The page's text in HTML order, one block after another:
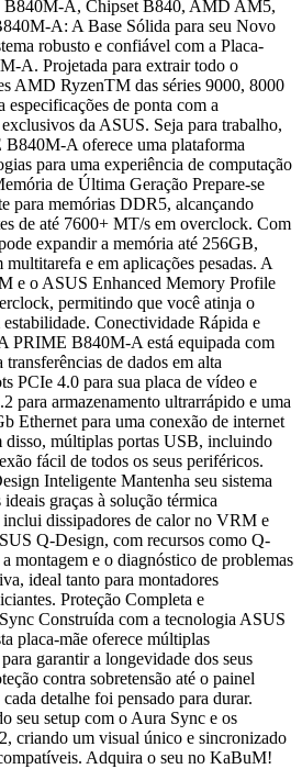
B840M-A, Chipset B840, AMD AM5,
A: A Base Sólida para seu Novo
robusto e confiável com a Placa-
A. Projetada para extrair todo o
AMD RyzenTM das séries 9000, 8000
especificações de ponta com a
da ASUS. Seja para trabalho,
A oferece uma plataforma
para uma experiência de computação
de Última Geração Prepare-se
para memórias DDR5, alcançando
de até 7600+ MT/s em overclock. Com
expandir a memória até 256GB,
e em aplicações pesadas. A
e o ASUS Enhanced Memory Profile
permitindo que você atinja o
Conectividade Rápida e
PRIME B840M-A está equipada com
de dados em alta
PCIe 4.0 para sua placa de vídeo e
para armazenamento ultrarrápido e uma
Ethernet para uma conexão de internet
disso, múltiplas portas USB, incluindo
fácil de todos os seus periféricos.
Inteligente Mantenha seu sistema
graças à solução térmica
dissipadores de calor no VRM e
Q-Design, com recursos como Q-
montagem e o diagnóstico de problemas
ideal tanto para montadores
Proteção Completa e
Construída com a tecnologia ASUS
placa-mãe oferece múltiplas
garantir a longevidade dos seus
contra sobretensão até o painel
detalhe foi pensado para durar.
seu setup com o Aura Sync e os
criando um visual único e sincronizado
Adquira o seu no KaBuM!